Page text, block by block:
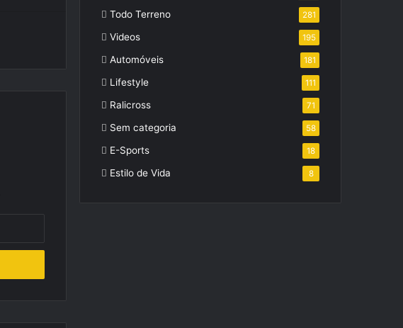
Todo Terreno 281
Videos 195
Automóveis 181
Lifestyle 111
Ralicross 71
Sem categoria 58
E-Sports 18
Estilo de Vida 8